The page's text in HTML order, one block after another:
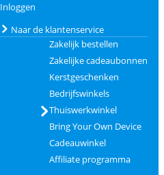
Inloggen
Naar de klantenservice
Zakelijk bestellen
Zakelijke cadeaubonnen
Kerstgeschenken
Bedrijfswinkels
Thuiswerkwinkel
Bring Your Own Device
Cadeauwinkel
Affiliate programma